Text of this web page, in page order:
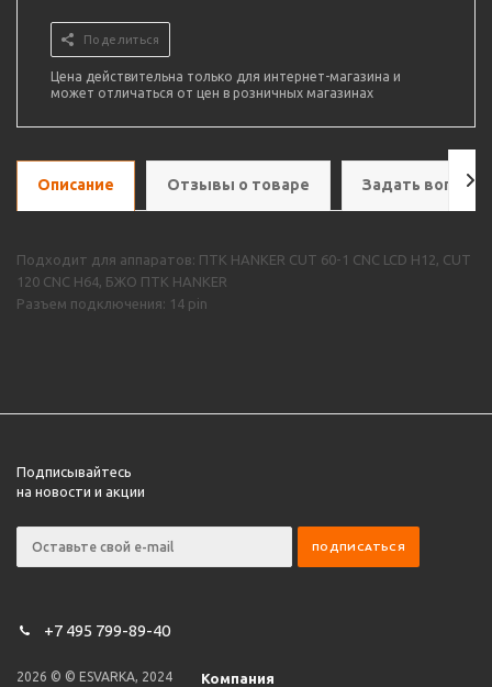
Поделиться
Цена действительна только для интернет-магазина и
может отличаться от цен в розничных магазинах
Описание Отзывы о товаре Задать вопрос
Подходит для аппаратов: ПТК HANKER CUT 60-1 CNC LCD H12, CUT
120 CNC H64, БЖО ПТК HANKER
Разъем подключения: 14 pin
Подписывайтесь
на новости и акции
+7 495 799-89-40
2026 © © ESVARKA, 2024 Компания